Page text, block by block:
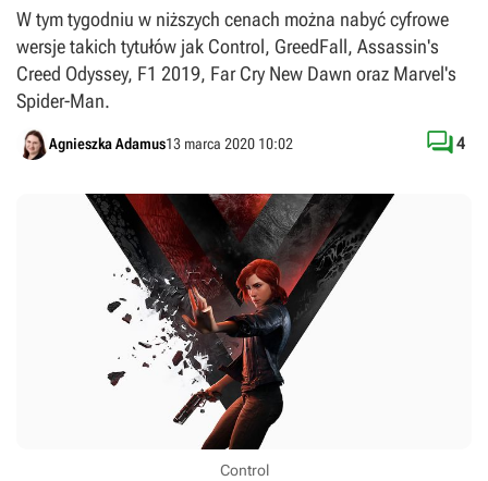
W tym tygodniu w niższych cenach można nabyć cyfrowe
wersje takich tytułów jak Control, GreedFall, Assassin's
Creed Odyssey, F1 2019, Far Cry New Dawn oraz Marvel's
Spider-Man.
Agnieszka Adamus13 marca 2020 10:02 4
Control